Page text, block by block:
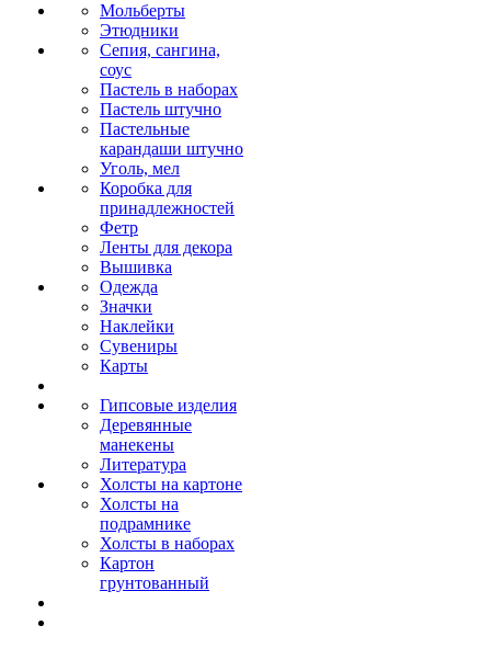
Мольберты
Этюдники
Сепия, сангина,
соус
Пастель в наборах
Пастель штучно
Пастельные
карандаши штучно
Уголь, мел
Коробка для
принадлежностей
Фетр
Ленты для декора
Вышивка
Одежда
Значки
Наклейки
Сувениры
Карты
Гипсовые изделия
Деревянные
манекены
Литература
Холсты на картоне
Холсты на
подрамнике
Холсты в наборах
Картон
грунтованный